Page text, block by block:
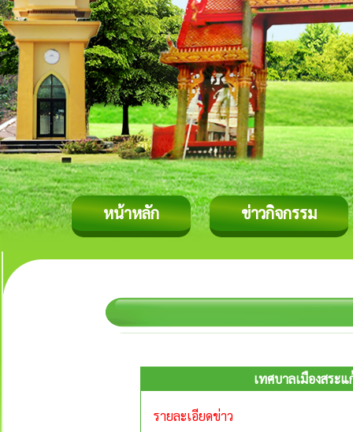
หน้าหลัก ข่าวกิจกรรม
เทศบาลเมืองสระ
รายละเอียดข่าว